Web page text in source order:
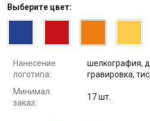
Выберите цвет:
Нанесение
логотипа:
шелкография,
гравировка,
Минимал.
заказ:
17 шт.